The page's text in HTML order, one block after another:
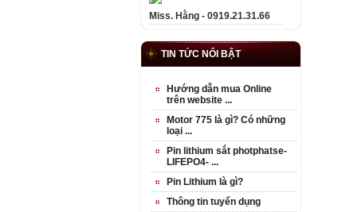
Miss. Hằng - 0919.21.31.66
TIN TỨC NỔI BẬT
Hướng dẫn mua Online
trên website ...
Motor 775 là gì? Có những
loại ...
Pin lithium sắt photphatse-
LIFEPO4- ...
Pin Lithium là gì?
Thông tin tuyển dụng